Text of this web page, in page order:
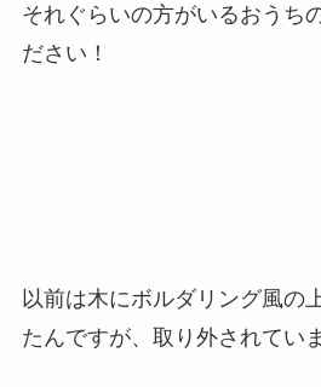
それぐらいの方がいるおうち
ださい！
以前は木にボルダリング風の
たんですが、取り外されてい